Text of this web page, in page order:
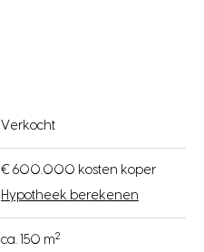
Verkocht
€ 600.000 kosten koper
Hypotheek berekenen
ca. 150 m2